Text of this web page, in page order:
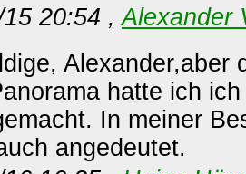
15 20:54 ,Alexander
Alexander,aber
hatte ich
In meiner
angedeutet.